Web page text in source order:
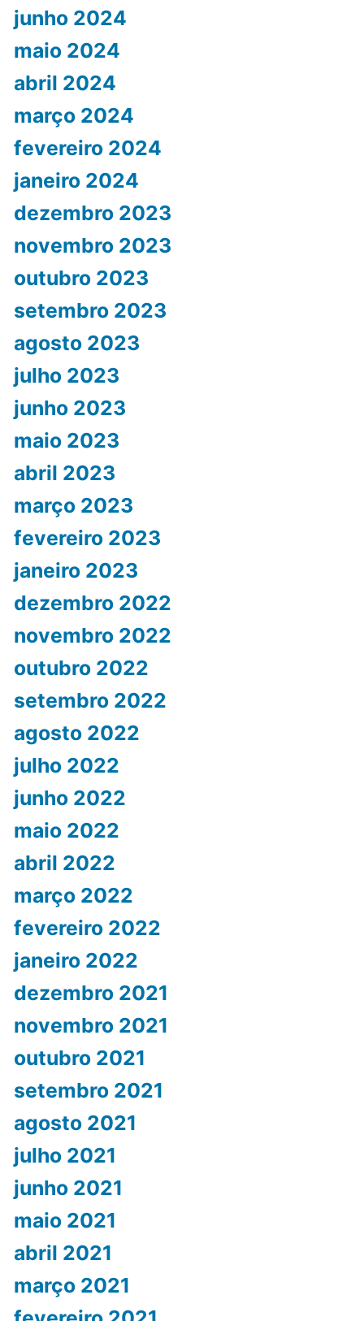
junho 2024
maio 2024
abril 2024
março 2024
fevereiro 2024
janeiro 2024
dezembro 2023
novembro 2023
outubro 2023
setembro 2023
agosto 2023
julho 2023
junho 2023
maio 2023
abril 2023
março 2023
fevereiro 2023
janeiro 2023
dezembro 2022
novembro 2022
outubro 2022
setembro 2022
agosto 2022
julho 2022
junho 2022
maio 2022
abril 2022
março 2022
fevereiro 2022
janeiro 2022
dezembro 2021
novembro 2021
outubro 2021
setembro 2021
agosto 2021
julho 2021
junho 2021
maio 2021
abril 2021
março 2021